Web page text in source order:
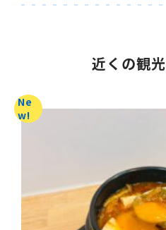
近くの観
Ne
w!